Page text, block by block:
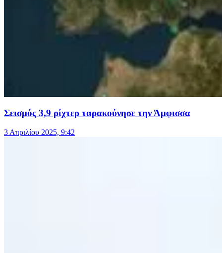
Σεισμός 3,9 ρίχτερ ταρακούνησε την Άμφισσα
3 Απριλίου 2025, 9:42